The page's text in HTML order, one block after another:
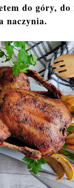
do góry, do
naczynia.